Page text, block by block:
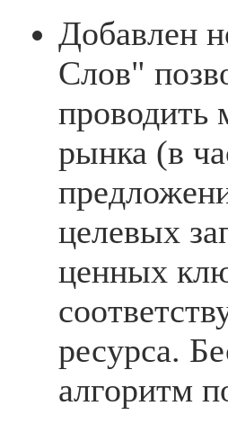
Добавлен
Слов"
проводить
рынка (в
целевых
ценных
ресурса.
алгоритм